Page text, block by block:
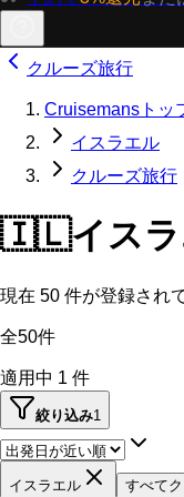
クルーズ旅行
Cruisemansトッ
イスラエル
クルーズ旅行
🇮🇱イス
現在 50 件が登録され
全50件
適用中 1 件
絞り込み1
イスラエル すべて